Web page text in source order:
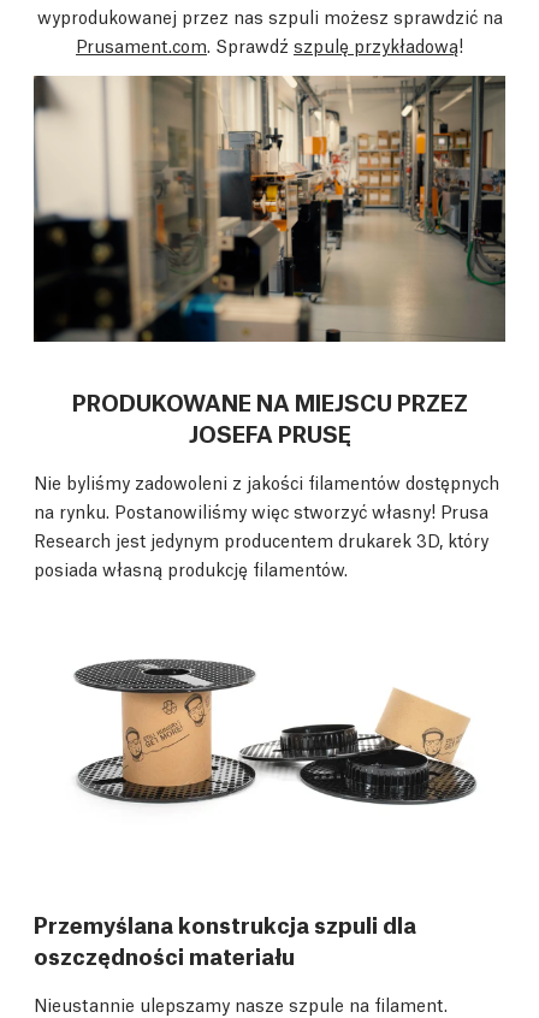
wyprodukowanej przez nas szpuli możesz sprawdzić na
Prusament.com. Sprawdź szpulę przykładową!
PRODUKOWANE NA MIEJSCU PRZEZ
JOSEFA PRUSĘ
Nie byliśmy zadowoleni z jakości filamentów dostępnych
na rynku. Postanowiliśmy więc stworzyć własny! Prusa
Research jest jedynym producentem drukarek 3D, który
posiada własną produkcję filamentów.
Przemyślana konstrukcja szpuli dla
oszczędności materiału
Nieustannie ulepszamy nasze szpule na filament.